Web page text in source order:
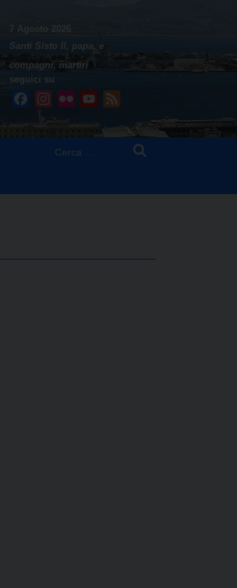
7 Agosto 2026
Santi Sisto II, papa, e
compagni, martiri
seguici su
FacebookInstagram
Flickr YouTube